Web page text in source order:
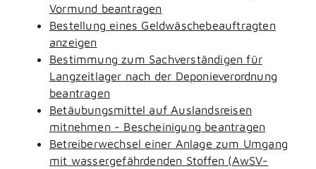
Vormund beantragen
Bestellung eines Geldwäschebeauftragten
anzeigen
Bestimmung zum Sachverständigen für
Langzeitlager nach der Deponieverordnung
beantragen
Betäubungsmittel auf Auslandsreisen
mitnehmen - Bescheinigung beantragen
Betreiberwechsel einer Anlage zum Umgang
mit wassergefährdenden Stoffen (AwSV-